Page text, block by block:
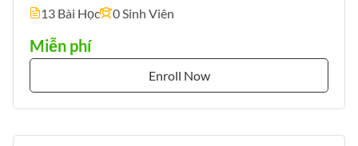
13 Bài Học
0 Sinh Viên
Miễn phí
Enroll Now